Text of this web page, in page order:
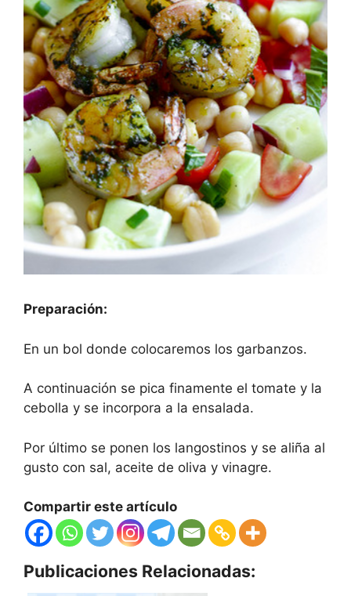
Preparación:
En un bol donde colocaremos los garbanzos.
A continuación se pica finamente el tomate y la
cebolla y se incorpora a la ensalada.
Por último se ponen los langostinos y se aliña al
gusto con sal, aceite de oliva y vinagre.
Compartir este artículo
Publicaciones Relacionadas: